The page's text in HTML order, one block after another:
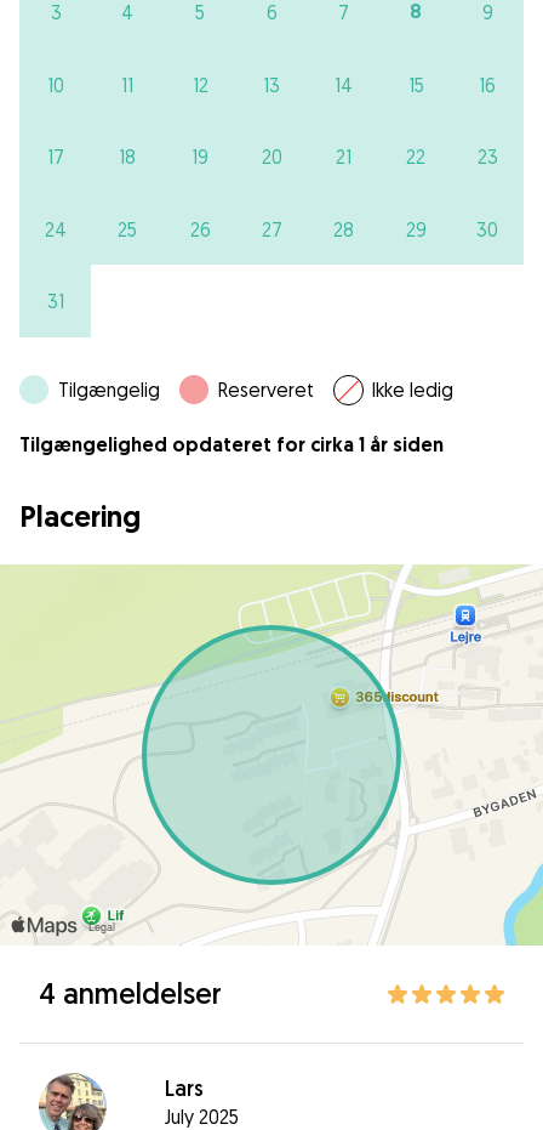
3 4 5 6 7 8 9
10 11 12 13 14 15 16
17 18 19 20 21 22 23
24 25 26 27 28 29 30
31
Tilgængelig Reserveret Ikke ledig
Tilgængelighed opdateret for cirka 1 år siden
Placering
4 anmeldelser
Lars
July 2025